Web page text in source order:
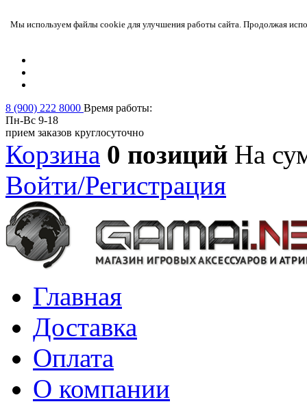
Мы используем файлы cookie для улучшения работы сайта. Продолжая
8 (900) 222 8000 Время работы:
Пн-Вс 9-18
прием заказов круглосуточно
Корзина 0 позиций На
Войти/Регистрация
Главная
Доставка
Оплата
О компании